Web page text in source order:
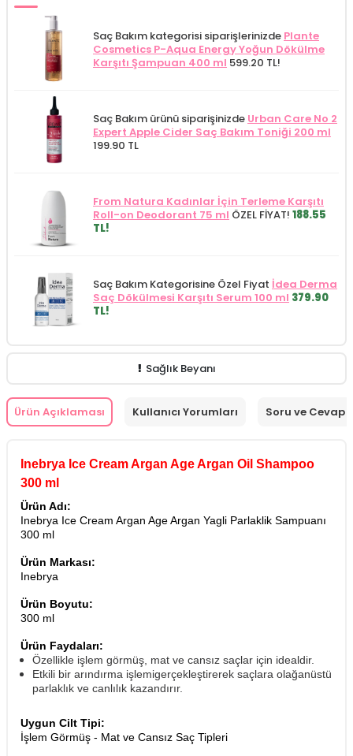
Saç Bakım kategorisi siparişlerinizde Plante
Cosmetics P-Aqua Energy Yoğun Dökülme
Karşıtı Şampuan 400 ml 599.20 TL!
Saç Bakım ürünü siparişinizde Urban Care No 2
Expert Apple Cider Saç Bakım Toniği 200 ml
199.90 TL
From Natura Kadınlar İçin Terleme Karşıtı
Roll-on Deodorant 75 ml ÖZEL FİYAT! 188.55
TL!
Saç Bakım Kategorisine Özel Fiyat İdea Derma
Saç Dökülmesi Karşıtı Serum 100 ml 379.90
TL!
Sağlık Beyanı
Ürün Açıklaması Kullanıcı Yorumları Soru ve Cevap
Inebrya Ice Cream Argan Age Argan Oil Shampoo
300 ml
Ürün Adı:
Inebrya Ice Cream Argan Age Argan Yagli Parlaklik Sampuanı
300 ml
Ürün Markası:
Inebrya
Ürün Boyutu:
300 ml
Ürün Faydaları:
Özellikle işlem görmüş, mat ve cansız saçlar için idealdir.
Etkili bir arındırma işlemigerçekleştirerek saçlara olağanüstü
parlaklık ve canlılık kazandırır.
Uygun Cilt Tipi:
İşlem Görmüş - Mat ve Cansız Saç Tipleri